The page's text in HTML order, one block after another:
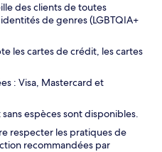
des clients de toutes
de genres (LGBTQIA+
les cartes de crédit, les cartes
: Visa, Mastercard et
espèces sont disponibles.
respecter les pratiques de
recommandées par